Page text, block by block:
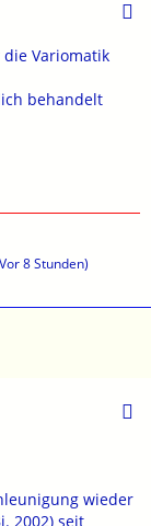
Variomatik
behandelt
Vor 8 Stunden)
wieder
2002) seit